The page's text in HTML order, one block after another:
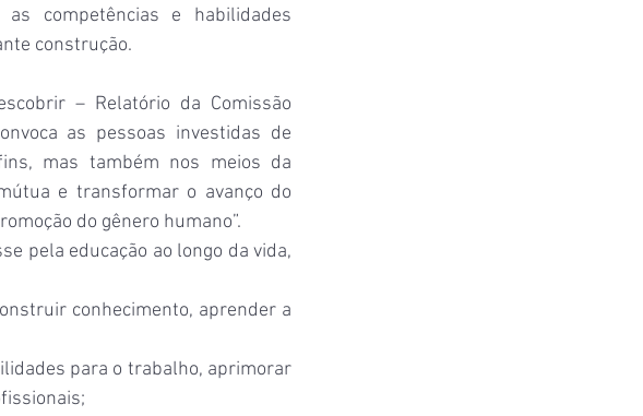
competências e habilidades
construção.
– Relatório da Comissão
as pessoas investidas de
mas também nos meios da
e transformar o avanço do
do gênero humano”.
pela educação ao longo da vida,
construir conhecimento, aprender a
para o trabalho, aprimorar